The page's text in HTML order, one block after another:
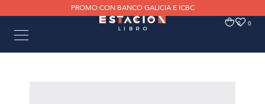
PROMO CON BANCO GALICIA E ICBC
0 0